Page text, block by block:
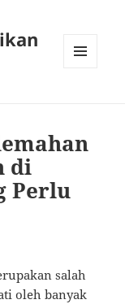
di
Perlu
salah
oleh banyak